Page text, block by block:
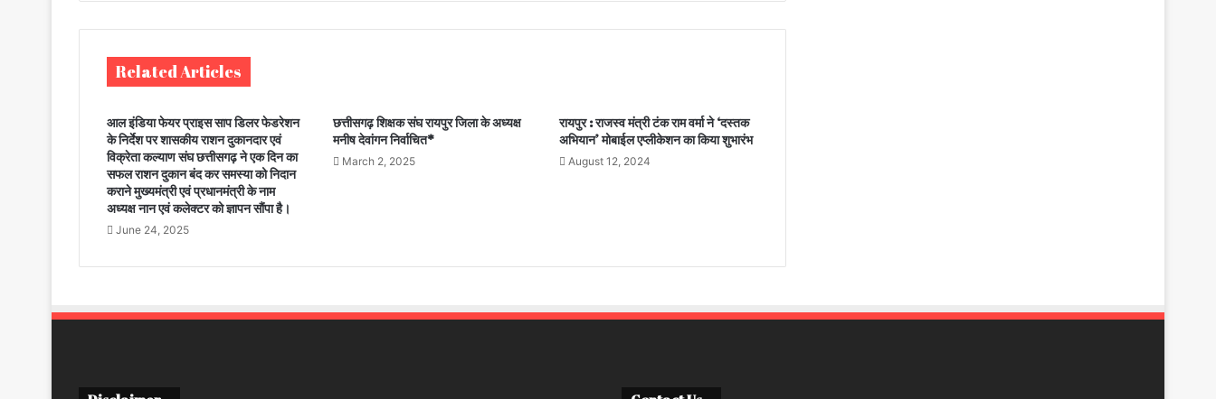
te
Related Articles
आल इंडिया फेयर प्राइस साप डिलर फेडरेशन
के निर्देश पर शासकीय राशन दुकानदार एवं
विक्रेता कल्याण संघ छत्तीसगढ़ ने एक दिन का
सफल राशन दुकान बंद कर समस्या को निदान
कराने मुख्यमंत्री एवं प्रधानमंत्री के नाम
अध्यक्ष नान एवं कलेक्टर को ज्ञापन सौंपा है।
June 24, 2025
छत्तीसगढ़ शिक्षक संघ रायपुर जिला के अध्यक्ष
मनीष देवांगन निर्वाचित*
March 2, 2025
रायपुर : राजस्व मंत्री टंक राम वर्मा ने ‘दस्तक
अभियान’ मोबाईल एप्लीकेशन का किया शुभारंभ
August 12, 2024